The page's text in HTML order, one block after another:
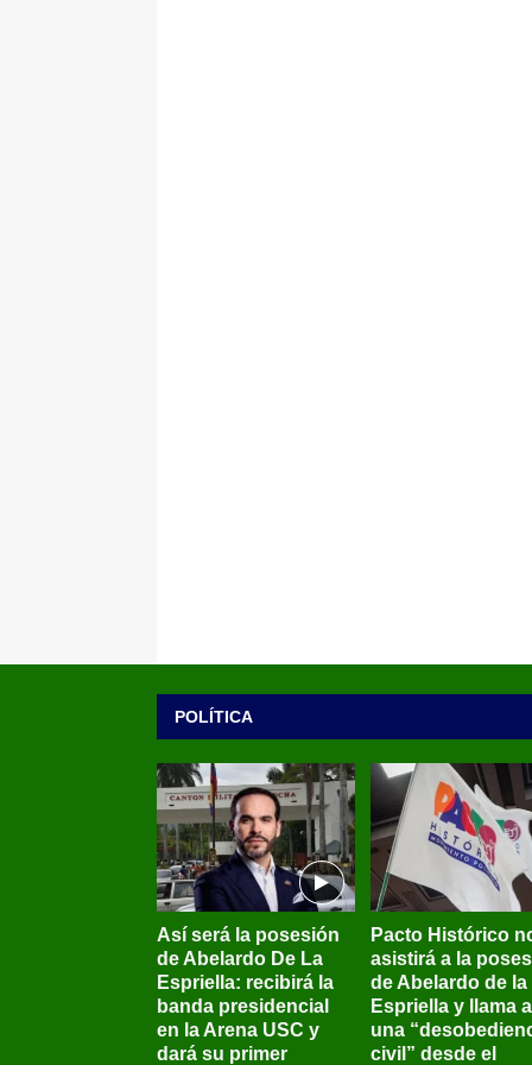
POLÍTICA
Así será la posesión
de Abelardo De La
Espriella: recibirá la
banda presidencial
en la Arena USC y
dará su primer
Pacto Histórico
asistirá a la
de Abelardo de la
Espriella y llama a
una
civil” desde el